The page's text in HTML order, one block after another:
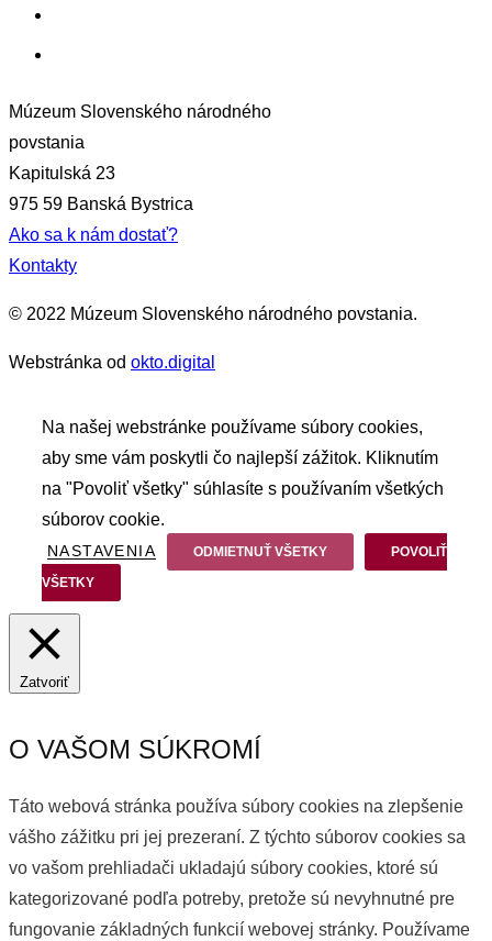
Múzeum Slovenského národného
povstania
Kapitulská 23
975 59 Banská Bystrica
Ako sa k nám dostať?
Kontakty
© 2022 Múzeum Slovenského národného povstania.
Webstránka od okto.digital
Na našej webstránke používame súbory cookies,
aby sme vám poskytli čo najlepší zážitok. Kliknutím
na "Povoliť všetky" súhlasíte s používaním všetkých
súborov cookie.
NASTAVENIA ODMIETNUŤ VŠETKY
POVOLIŤ
VŠETKY
Zatvoriť
O VAŠOM SÚKROMÍ
Táto webová stránka používa súbory cookies na zlepšenie
vášho zážitku pri jej prezeraní. Z týchto súborov cookies sa
vo vašom prehliadači ukladajú súbory cookies, ktoré sú
kategorizované podľa potreby, pretože sú nevyhnutné pre
fungovanie základných funkcií webovej stránky. Používame